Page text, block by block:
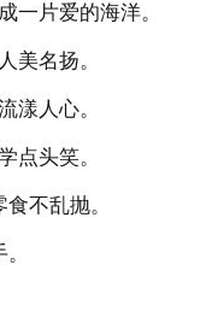
片爱的海洋。
名扬。
人心。
头笑。
不乱抛。